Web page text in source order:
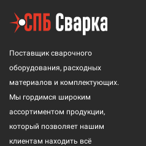
Поставщик сварочного
оборудования, расходных
материалов и комплектующих.
Мы гордимся широким
ассортиментом продукции,
который позволяет нашим
клиентам находить всё